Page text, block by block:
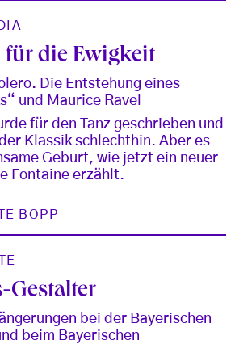
für die Ewigkeit
Die Entstehung eines
und Maurice Ravel
für den Tanz geschrieben und
Klassik schlechthin. Aber es
Geburt, wie jetzt ein neuer
Fontaine erzählt.
BOPP
Gestalter
bei der Bayerischen
beim Bayerischen